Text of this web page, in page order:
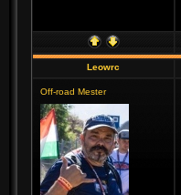
Leowrc
Off-road Mester